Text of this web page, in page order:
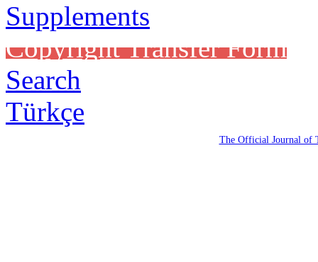
Supplements
Copyright Transfer Form
Search
Türkçe
The Official Journal of